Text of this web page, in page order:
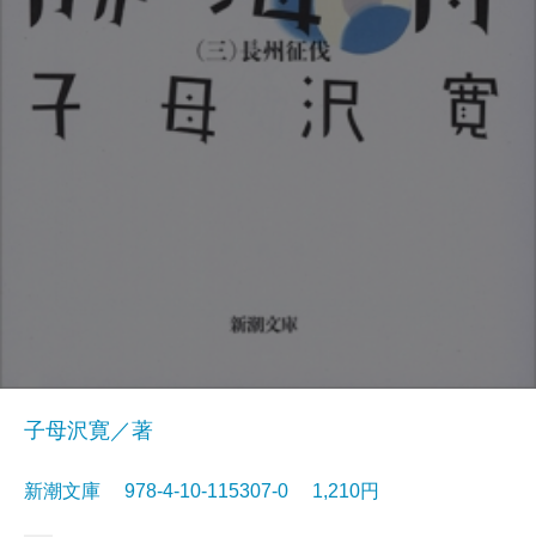
子母沢寛／著
新潮文庫 978-4-10-115307-0 1,210円